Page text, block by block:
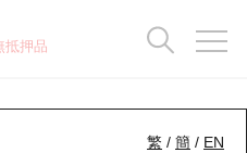
抵押品
繁 / 簡 / EN